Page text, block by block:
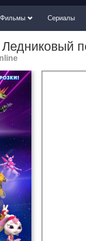
Фильмы Сериалы